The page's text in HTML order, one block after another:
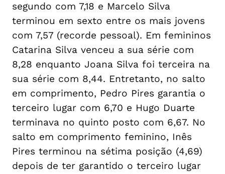
segundo com 7,18 e Marcelo Silva
terminou em sexto entre os mais jovens
com 7,57 (recorde pessoal). Em femininos
Catarina Silva venceu a sua série com
8,28 enquanto Joana Silva foi terceira na
sua série com 8,44. Entretanto, no salto
em comprimento, Pedro Pires garantia o
terceiro lugar com 6,70 e Hugo Duarte
terminava no quinto posto com 6,67. No
salto em comprimento feminino, Inês
Pires terminou na sétima posição (4,69)
depois de ter garantido o terceiro lugar